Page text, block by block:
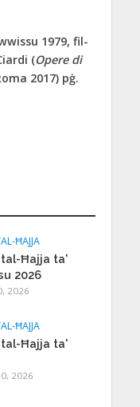
1979, fil-
(Opere di
2017) pġ.
ĦAJJA
tal-Ħajja ta'
2026
2026
ĦAJJA
tal-Ħajja ta'
2026